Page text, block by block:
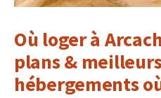
Où loger à
plans &
hébergements